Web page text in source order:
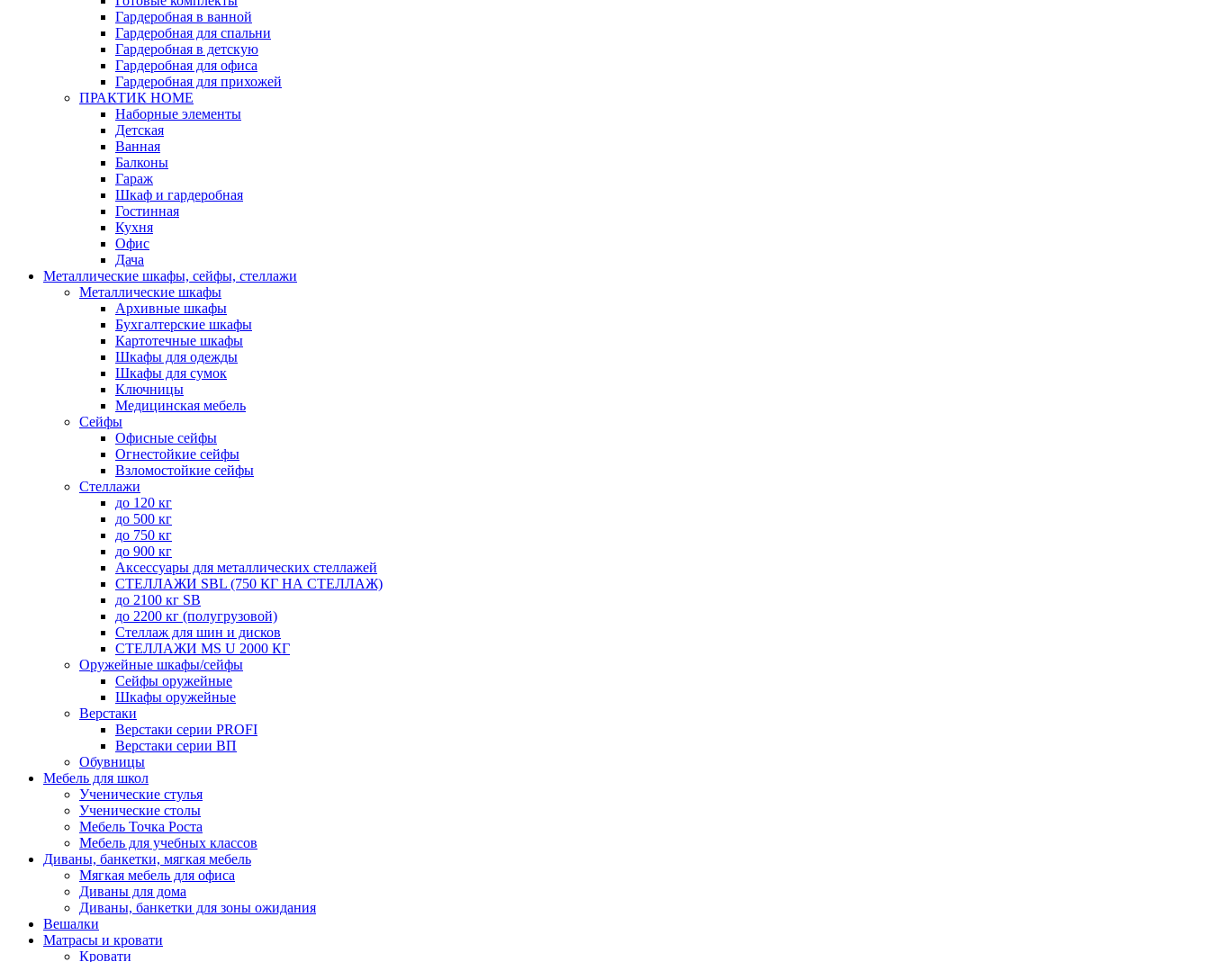
Гардеробная в ванной
Гардеробная для спальни
Гардеробная в детскую
Гардеробная для офиса
Гардеробная для прихожей
ПРАКТИК HOME
Наборные элементы
Детская
Ванная
Балконы
Гараж
Шкаф и гардеробная
Гостинная
Кухня
Офис
Дача
Металлические шкафы, сейфы, стеллажи
Металлические шкафы
Архивные шкафы
Бухгалтерские шкафы
Картотечные шкафы
Шкафы для одежды
Шкафы для сумок
Ключницы
Медицинская мебель
Сейфы
Офисные сейфы
Огнестойкие сейфы
Взломостойкие сейфы
Стеллажи
до 120 кг
до 500 кг
до 750 кг
до 900 кг
Аксессуары для металлических стеллажей
СТЕЛЛАЖИ SBL (750 КГ НА СТЕЛЛАЖ)
до 2100 кг SB
до 2200 кг (полугрузовой)
Стеллаж для шин и дисков
СТЕЛЛАЖИ MS U 2000 КГ
Оружейные шкафы/сейфы
Сейфы оружейные
Шкафы оружейные
Верстаки
Верстаки серии PROFI
Верстаки серии ВП
Обувницы
Мебель для школ
Ученические стулья
Ученические столы
Мебель Точка Роста
Мебель для учебных классов
Диваны, банкетки, мягкая мебель
Мягкая мебель для офиса
Диваны для дома
Диваны, банкетки для зоны ожидания
Вешалки
Матрасы и кровати
Кровати